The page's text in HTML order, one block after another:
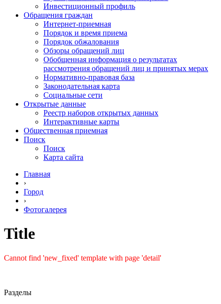
Инвестиционный профиль
Обращения граждан
Интернет-приемная
Порядок и время приема
Порядок обжалования
Обзоры обращений лиц
Обобщенная информация о результатах
рассмотрения обращений лиц и принятых мерах
Нормативно-правовая база
Законодательная карта
Социальные сети
Открытые данные
Реестр наборов открытых данных
Интерактивные карты
Общественная приемная
Поиск
Поиск
Карта сайта
Главная
›
Город
›
Фотогалерея
Title
Cannot find 'new_fixed' template with page 'detail'
Разделы